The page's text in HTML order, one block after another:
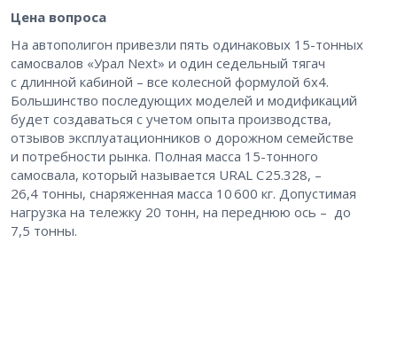
Цена вопроса
На автополигон привезли пять одинаковых 15-тонных
самосвалов «Урал Next» и один седельный тягач
с длинной кабиной – ​все колесной формулой 6х4.
Большинство последующих моделей и модификаций
будет создаваться с учетом опыта производства,
отзывов эксплуатационников о дорожном семействе
и потребности рынка. Полная масса 15-тонного
самосвала, который называется URAL C 25.328, – ​
26,4 тонны, снаряженная масса ​10 600 кг. Допустимая
нагрузка на тележку ​20 тонн, на переднюю ось – ​ до
7,5 тонны.